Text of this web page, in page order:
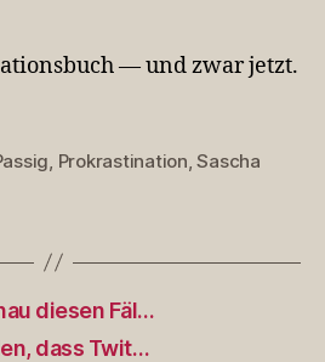
…
— und zwar jetzt.
Prokrastination ,Sascha
diesen Fäl…
dass Twit…